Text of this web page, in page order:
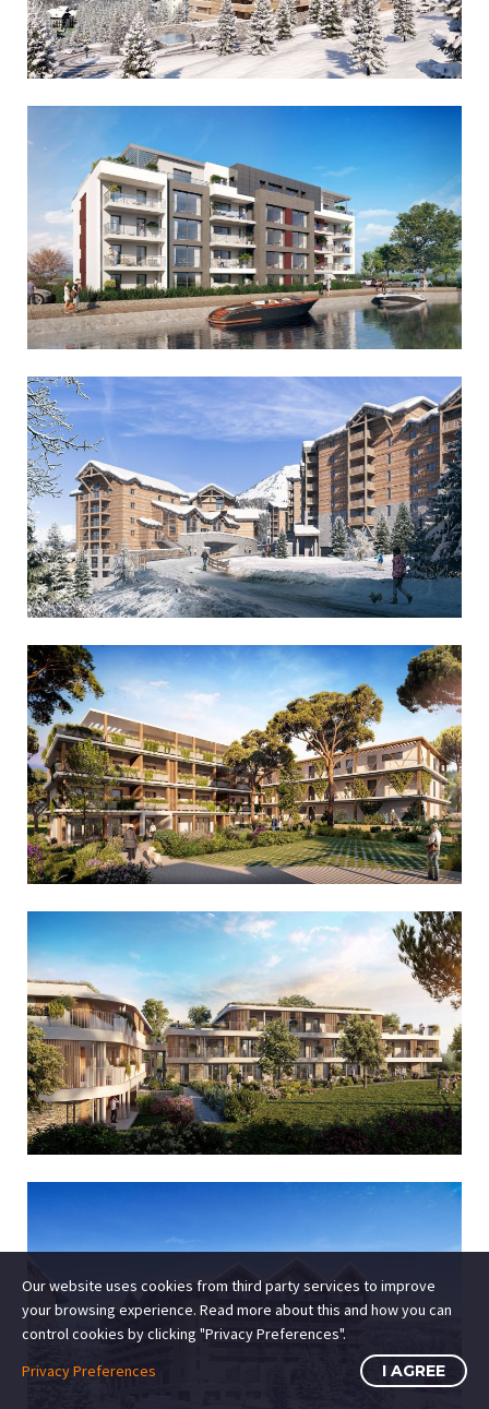
Our website uses cookies from third party services to improve
your browsing experience. Read more about this and how you can
control cookies by clicking "Privacy Preferences".
Privacy Preferences
I AGREE